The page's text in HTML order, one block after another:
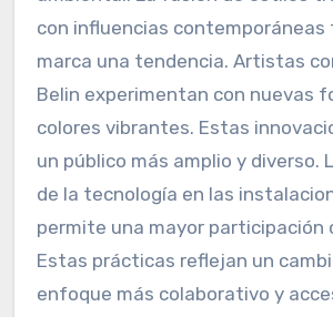
Los artistas del arte urbano en
innovando mediante el uso de
Incorporan elementos digitales
creando obras interactivas.
materiales sostenibles para
ambiental. La fusión de estilos
con influencias contemporáneas
marca una tendencia. Artistas
Belin experimentan con nuevas